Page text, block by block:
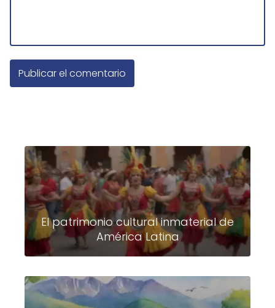
El patrimonio cultural inmaterial de
América Latina